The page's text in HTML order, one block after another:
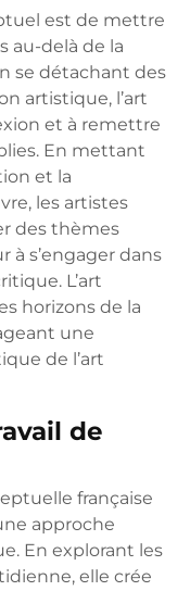
est de mettre
au-delà de la
se détachant des
artistique, l’art
et à remettre
En mettant
et la
les artistes
des thèmes
à s’engager dans
L’art
horizons de la
une
de l’art
de
française
approche
En explorant les
elle crée